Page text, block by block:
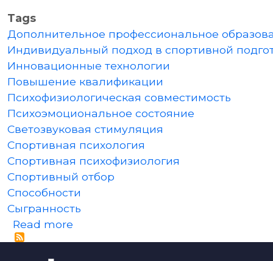
Tags
Дополнительное профессиональное
Индивидуальный подход в спортивной
Инновационные технологии
Повышение квалификации
Психофизиологическая совместимость
Психоэмоциональное состояние
Светозвуковая стимуляция
Спортивная психология
Спортивная психофизиология
Спортивный отбор
Способности
Сыгранность
Read moreabout Онлайн семинар серии